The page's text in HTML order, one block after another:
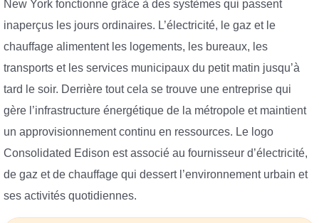
New York fonctionne grâce à des systèmes qui passent
inaperçus les jours ordinaires. L’électricité, le gaz et le
chauffage alimentent les logements, les bureaux, les
transports et les services municipaux du petit matin jusqu’à
tard le soir. Derrière tout cela se trouve une entreprise qui
gère l’infrastructure énergétique de la métropole et maintient
un approvisionnement continu en ressources. Le logo
Consolidated Edison est associé au fournisseur d’électricité,
de gaz et de chauffage qui dessert l’environnement urbain et
ses activités quotidiennes.